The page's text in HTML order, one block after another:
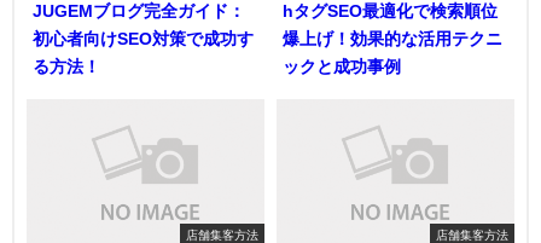
JUGEMブログ完全ガイド：
初心者向けSEO対策で成功す
る方法！
hタグSEO最適化で検索順位
爆上げ！効果的な活用テクニ
ックと成功事例
店舗集客方法 店舗集客方法